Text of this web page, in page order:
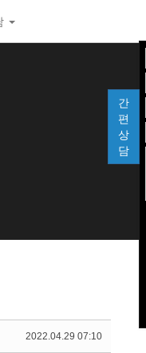
2022.04.29 07:10
간
편
상
담